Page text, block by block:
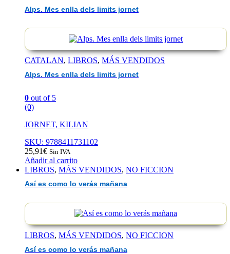
Alps. Mes enlla dels limits jornet
CATALAN, LIBROS, MÁS VENDIDOS
Alps. Mes enlla dels limits jornet
0 out of 5
(0)
JORNET, KILIAN
SKU: 9788411731102
25,91€ Sin IVA
Añadir al carrito
LIBROS, MÁS VENDIDOS, NO FICCION
Así es como lo verás mañana
LIBROS, MÁS VENDIDOS, NO FICCION
Así es como lo verás mañana